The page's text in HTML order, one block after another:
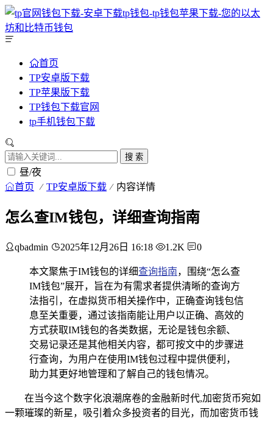
首页
TP安卓版下载
TP苹果版下载
TP钱包下载官网
tp手机钱包下载
搜 索
昼/夜
首页 TP安卓版下载 内容详情
怎么查IM钱包，详细查询指南
qbadmin 2025年12月26日 16:18 1.2K 0
本文聚焦于IM钱包的详细查询指南，围绕“怎么查
IM钱包”展开，旨在为有需求者提供清晰的查询方
法指引，在虚拟货币相关操作中，正确查询钱包信
息至关重要，通过该指南能让用户以正确、高效的
方式获取IM钱包的各类数据，无论是钱包余额、
交易记录还是其他相关内容，都可按文中的步骤进
行查询，为用户在使用IM钱包过程中提供便利，
助力其更好地管理和了解自己的钱包情况。
在当今这个数字化浪潮席卷的金融新时代,加密货币宛如
一颗璀璨的新星，吸引着众多投资者的目光，而加密货币钱